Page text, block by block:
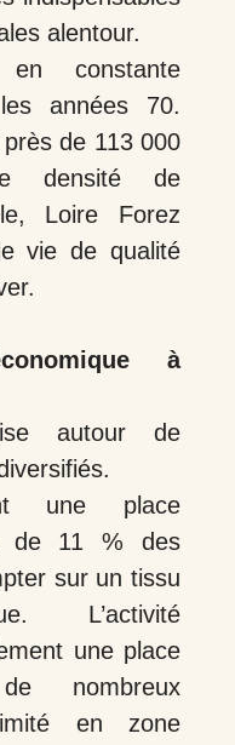
alentour.
constante
années 70.
près de 113 000
densité de
Loire Forez
vie de qualité
à
autour de
une place
de 11 % des
sur un tissu
L’activité
une place
nombreux
en zone